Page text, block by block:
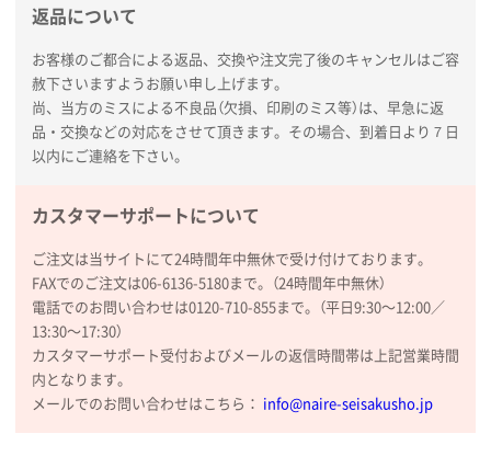
新潟県R社様
2026年01月16日 10:53
納期が比較的短く、ロット数が豊富に選べて価格が安
かったため
山口県P社様
③1枚
希望の商品の取り扱いがあったので
大阪府のお客様
厚手コットンマチ付トートL ナチュラル(A4対応)
200枚
2025年12月25日 13:33
返品について
お客様のご都合による返品、交換や注文完了後のキャンセルはご容
赦下さいますようお願い申し上げます。
尚、当方のミスによる不良品（欠損、印刷のミス等）は、早急に返
品・交換などの対応をさせて頂きます。その場合、到着日より７日
以内にご連絡を下さい。
カスタマーサポートについて
ご注文は当サイトにて24時間年中無休で受け付けております。
FAXでのご注文は06-6136-5180まで。（24時間年中無休）
電話でのお問い合わせは0120-710-855まで。（平日9:30〜12:00／
13:30〜17:30）
カスタマーサポート受付およびメールの返信時間帯は上記営業時間
内となります。
メールでのお問い合わせはこちら： info@naire-seisakusho.jp